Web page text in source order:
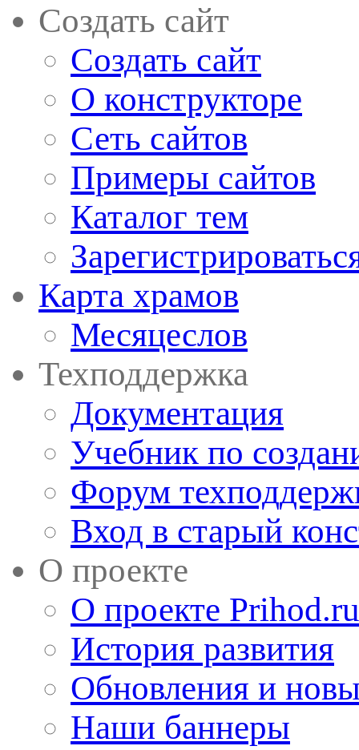
Создать сайт
Создать сайт
О конструкторе
Сеть сайтов
Примеры сайтов
Каталог тем
Карта храмов
Месяцеслов
Техподдержка
Документация
Учебник по
Форум
Вход в старый
О проекте
О проекте Prihod.ru
История развития
Обновления и
Наши баннеры